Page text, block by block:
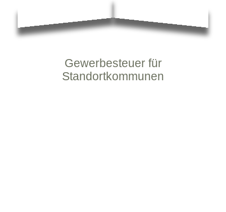
Gewerbesteuer für
Standortkommunen